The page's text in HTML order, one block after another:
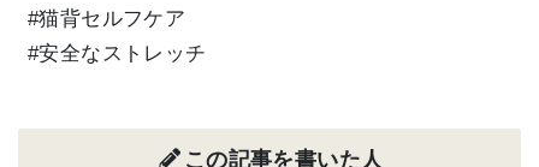
#猫背セルフケア
#安全なストレッチ
この記事を書いた人